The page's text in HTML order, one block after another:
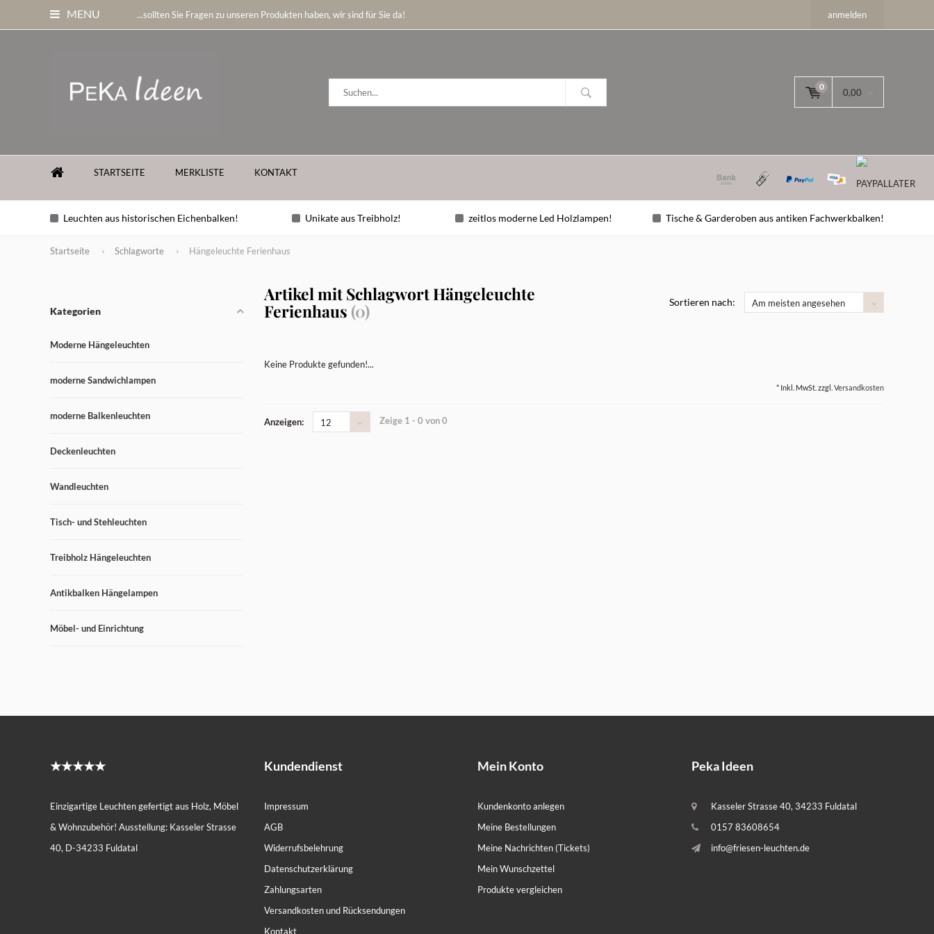
MENU ...sollten Sie Fragen zu unseren Produkten haben, wir sind für Sie da! anmelden
0
0,00
STARTSEITE MERKLISTE KONTAKT
Leuchten aus historischen Eichenbalken! Unikate aus Treibholz! zeitlos moderne Led Holzlampen! Tische & Garderoben aus antiken Fachwerkbalken!
Startseite Schlagworte Hängeleuchte Ferienhaus
Kategorien
Moderne Hängeleuchten
moderne Sandwichlampen
moderne Balkenleuchten
Deckenleuchten
Wandleuchten
Tisch- und Stehleuchten
Treibholz Hängeleuchten
Antikbalken Hängelampen
Möbel- und Einrichtung
Artikel mit Schlagwort Hängeleuchte
Ferienhaus (0) Sortieren nach: Am meisten angesehen
Keine Produkte gefunden!...
* Inkl. MwSt. zzgl. Versandkosten
Anzeigen: 12 Zeige 1 - 0 von 0
★★★★★
Einzigartige Leuchten gefertigt aus Holz, Möbel
& Wohnzubehör! Ausstellung: Kasseler Strasse
40, D-34233 Fuldatal
Kundendienst
Impressum
AGB
Widerrufsbelehrung
Datenschutzerklärung
Zahlungsarten
Versandkosten und Rücksendungen
Kontakt
Mein Konto
Kundenkonto anlegen
Meine Bestellungen
Meine Nachrichten (Tickets)
Mein Wunschzettel
Produkte vergleichen
Peka Ideen
Kasseler Strasse 40, 34233 Fuldatal
0157 83608654
info@friesen-leuchten.de